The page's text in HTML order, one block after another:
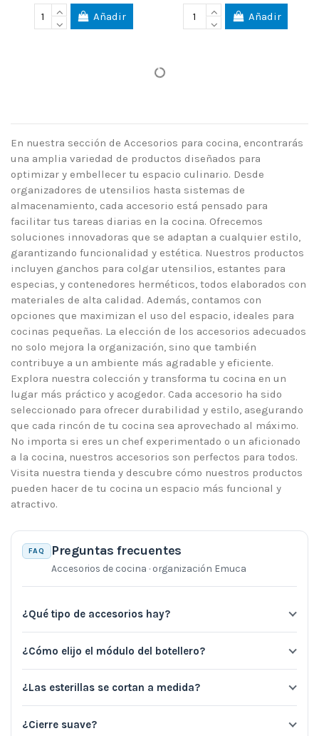
Añadir Añadir
En nuestra sección de Accesorios para cocina, encontrarás
una amplia variedad de productos diseñados para
optimizar y embellecer tu espacio culinario. Desde
organizadores de utensilios hasta sistemas de
almacenamiento, cada accesorio está pensado para
facilitar tus tareas diarias en la cocina. Ofrecemos
soluciones innovadoras que se adaptan a cualquier estilo,
garantizando funcionalidad y estética. Nuestros productos
incluyen ganchos para colgar utensilios, estantes para
especias, y contenedores herméticos, todos elaborados con
materiales de alta calidad. Además, contamos con
opciones que maximizan el uso del espacio, ideales para
cocinas pequeñas. La elección de los accesorios adecuados
no solo mejora la organización, sino que también
contribuye a un ambiente más agradable y eficiente.
Explora nuestra colección y transforma tu cocina en un
lugar más práctico y acogedor. Cada accesorio ha sido
seleccionado para ofrecer durabilidad y estilo, asegurando
que cada rincón de tu cocina sea aprovechado al máximo.
No importa si eres un chef experimentado o un aficionado
a la cocina, nuestros accesorios son perfectos para todos.
Visita nuestra tienda y descubre cómo nuestros productos
pueden hacer de tu cocina un espacio más funcional y
atractivo.
FAQ Preguntas frecuentes
Accesorios de cocina · organización Emuca
¿Qué tipo de accesorios hay?
¿Cómo elijo el módulo del botellero?
¿Las esterillas se cortan a medida?
¿Cierre suave?